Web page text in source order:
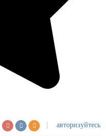
авторизуйтесь